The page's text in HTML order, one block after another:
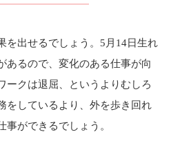
を出せるでしょう。5月14日生れ
あるので、変化のある仕事が向
ークは退屈、というよりむしろ
をしているより、外を歩き回れ
事ができるでしょう。